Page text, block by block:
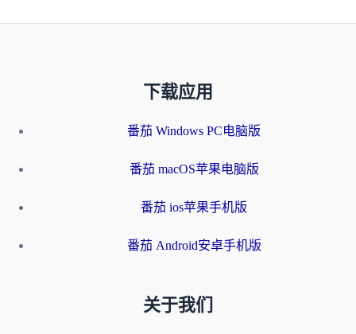
下载应用
番茄 Windows PC电脑版
番茄 macOS苹果电脑版
番茄 ios苹果手机版
番茄 Android安卓手机版
关于我们